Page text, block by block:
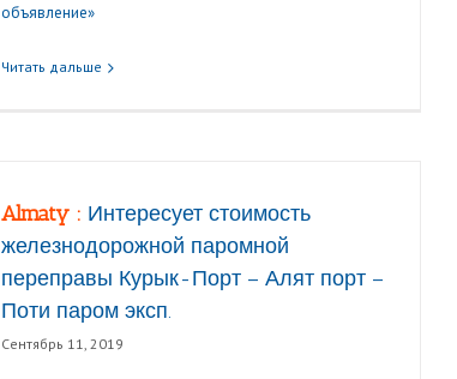
объявление»
Читать дальше
Almaty : Интересует стоимость
железнодорожной паромной
переправы Курык-Порт – Алят порт –
Поти паром эксп.
Сентябрь 11, 2019